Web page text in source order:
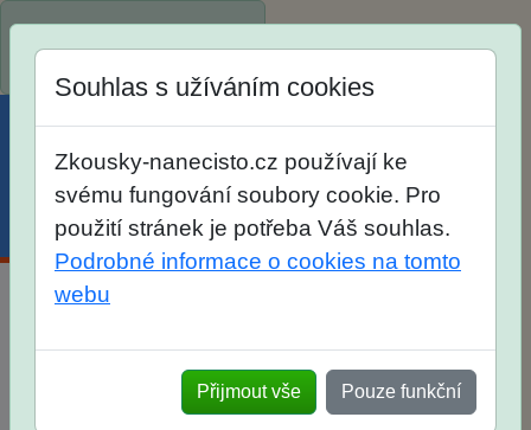
na školní rok 2026/2027!
Menu Účet Košík
zkoušek na SŠ? Vaše
ohlasy po skutečných
přijímacích zkouškách
Souhlas s užíváním cookies
Zkousky-nanecisto.cz používají ke
svému fungování soubory cookie. Pro
použití stránek je potřeba Váš souhlas.
Podrobné informace o cookies na tomto
webu
Přijmout vše Pouze funkční